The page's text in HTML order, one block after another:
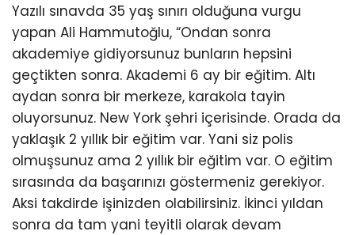
Yazılı sınavda 35 yaş sınırı olduğuna vurgu
yapan Ali Hammutoğlu, “Ondan sonra
akademiye gidiyorsunuz bunların hepsini
geçtikten sonra. Akademi 6 ay bir eğitim. Altı
aydan sonra bir merkeze, karakola tayin
oluyorsunuz. New York şehri içerisinde. Orada da
yaklaşık 2 yıllık bir eğitim var. Yani siz polis
olmuşsunuz ama 2 yıllık bir eğitim var. O eğitim
sırasında da başarınızı göstermeniz gerekiyor.
Aksi takdirde işinizden olabilirsiniz. İkinci yıldan
sonra da tam yani teyitli olarak devam